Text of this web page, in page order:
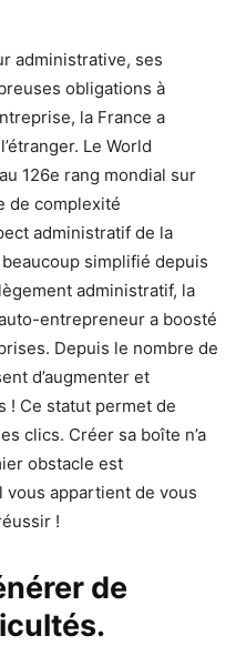
administrative, ses
obligations à
la France a
Le World
126e rang mondial sur
de complexité
administratif de la
beaucoup simplifié depuis
administratif, la
entrepreneur a boosté
Depuis le nombre de
d’augmenter et
! Ce statut permet de
clics. Créer sa boîte n’a
obstacle est
appartient de vous
!
de